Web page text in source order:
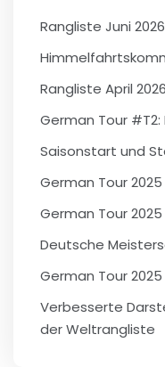
Rangliste Juni 2026
Rangliste April 2026
German Tour #T2:
Saisonstart und
German Tour
German Tour
Deutsche
German Tour
Verbesserte
der Weltrangliste